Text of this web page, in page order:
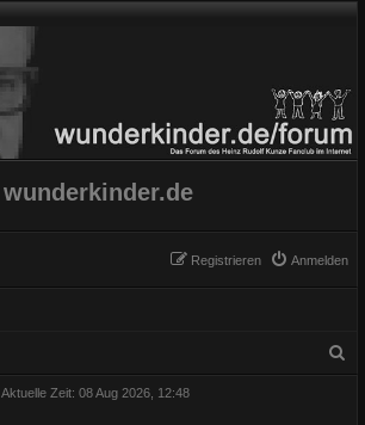
wunderkinder.de
Anmelden
Registrieren
Aktuelle Zeit: 08 Aug 2026, 12:48